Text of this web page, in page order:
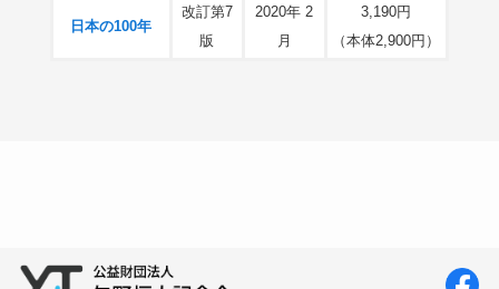
日本の100年
改訂第7
版
2020年 2
月
3,190円
（本体2,900円）